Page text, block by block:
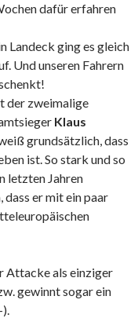
dafür erfahren
Landeck ging es gleich
Und unseren Fahrern
der zweimalige
Klaus
grundsätzlich, dass
ist. So stark und so
letzten Jahren
dass er mit ein paar
Attacke als einziger
gewinnt sogar ein
).